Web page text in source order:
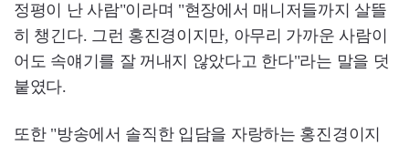
정평이 난 사람"이라며 "현장에서 매니저들까지 살뜰
히 챙긴다. 그런 홍진경이지만, 아무리 가까운 사람이
어도 속얘기를 잘 꺼내지 않았다고 한다"라는 말을 덧
붙였다.
또한 "방송에서 솔직한 입담을 자랑하는 홍진경이지